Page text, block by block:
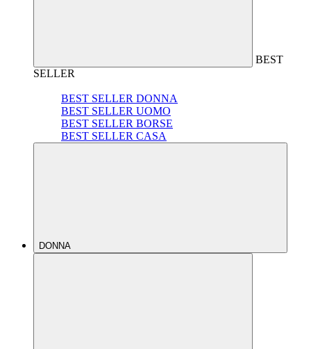
BEST
SELLER
BEST SELLER DONNA
BEST SELLER UOMO
BEST SELLER BORSE
BEST SELLER CASA
DONNA